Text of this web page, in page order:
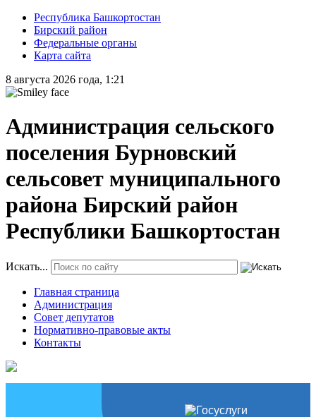
Республика Башкортостан
Бирский район
Федеральные органы
Карта сайта
8 августа 2026 года, 1:21
Администрация сельского
поселения Бурновский
сельсовет муниципального
района Бирский район
Республики Башкортостан
Искать...
Главная страница
Администрация
Совет депутатов
Нормативно-правовые акты
Контакты